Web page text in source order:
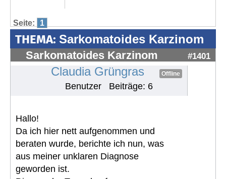
Seite: 1
THEMA: Sarkomatoides Karzinom
Sarkomatoides Karzinom #1401
Claudia Grüngras Offline
Benutzer Beiträge: 6
Hallo!
Da ich hier nett aufgenommen und
beraten wurde, berichte ich nun, was
aus meiner unklaren Diagnose
geworden ist.